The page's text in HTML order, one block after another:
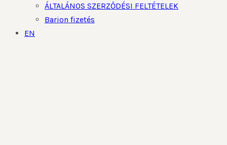
ÁLTALÁNOS SZERZŐDÉSI FELTÉTELEK
Barion fizetés
EN